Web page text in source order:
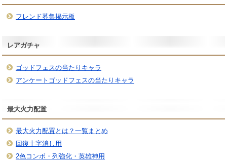
フレンド募集掲示板
レアガチャ
ゴッドフェスの当たりキャラ
アンケートゴッドフェスの当たりキャラ
最大火力配置
最大火力配置とは？一覧まとめ
回復十字消し用
2色コンボ・列強化・英雄神用